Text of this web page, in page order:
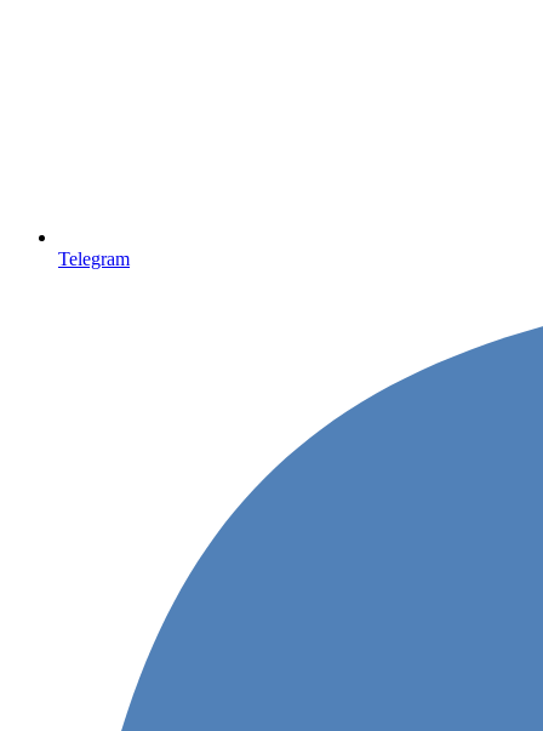
Telegram